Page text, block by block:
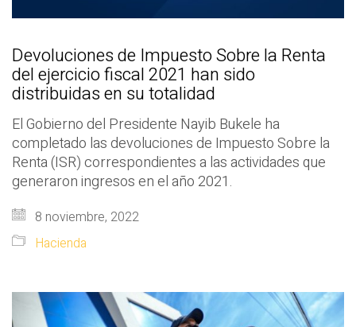
Devoluciones de Impuesto Sobre la Renta
del ejercicio fiscal 2021 han sido
distribuidas en su totalidad
El Gobierno del Presidente Nayib Bukele ha
completado las devoluciones de Impuesto Sobre la
Renta (ISR) correspondientes a las actividades que
generaron ingresos en el año 2021.
8 noviembre, 2022
Hacienda